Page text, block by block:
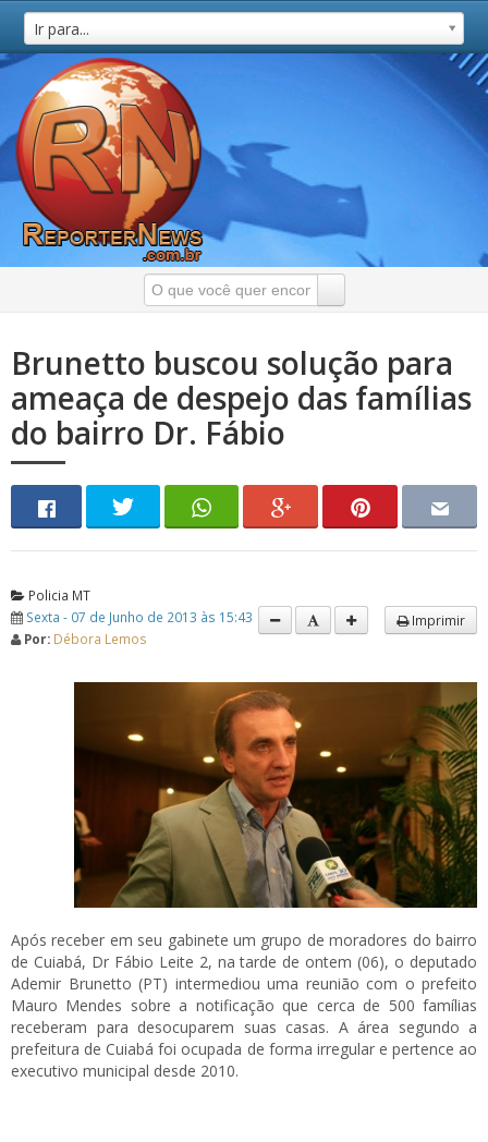
Ir para...
Brunetto buscou solução para
ameaça de despejo das famílias
do bairro Dr. Fábio
Policia MT
Sexta - 07 de Junho de 2013 às 15:43
Por: Débora Lemos
Imprimir
Após receber em seu gabinete um grupo de moradores do bairro
de Cuiabá, Dr Fábio Leite 2, na tarde de ontem (06), o deputado
Ademir Brunetto (PT) intermediou uma reunião com o prefeito
Mauro Mendes sobre a notificação que cerca de 500 famílias
receberam para desocuparem suas casas. A área segundo a
prefeitura de Cuiabá foi ocupada de forma irregular e pertence ao
executivo municipal desde 2010.